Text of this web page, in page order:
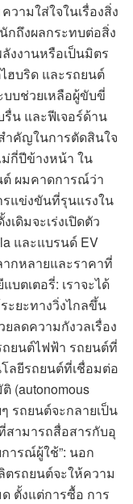
ามใส่ใจในเรื่องสิ่ง
ถึงผลกระทบต่อสิ่ง
งงานหรือเป็นมิตร
ฮบริด และรถยนต์
บช่วยเหลือผู้ขับขี่
น และฟีเจอร์ด้าน
ำคัญในการตัดสินใจ
กี่ปีข้างหน้า ใน
ผมคาดการณ์ว่า
รแข่งขันที่รุนแรงใน
ดิมจะเร่งเปิดตัว
และแบรนด์ EV
กหลายและราคาที่
ตเตอรี่: เราจะได้
ะยะทางวิ่งไกลขึ้น
ลดความกังวลเรื่อง
ถยนต์ไฟฟ้า รถยนต์ที่
ลยีรถยนต์ที่เชื่อมต่อ
(autonomous
รถยนต์จะกลายเป็น
ที่สามารถสื่อสารกับอุ
ารณ์ผู้ใช้”: นอก
ตรถยนต์จะให้ความ
ตั้งแต่การซื้อ การ